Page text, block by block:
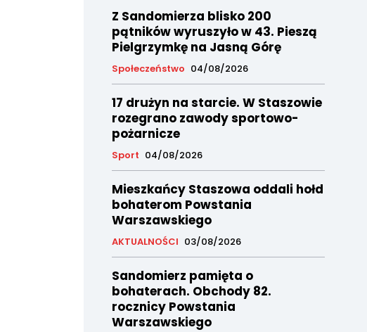
Z Sandomierza blisko 200
pątników wyruszyło w 43. Pieszą
Pielgrzymkę na Jasną Górę
Społeczeństwo 04/08/2026
17 drużyn na starcie. W Staszowie
rozegrano zawody sportowo-
pożarnicze
Sport 04/08/2026
Mieszkańcy Staszowa oddali hołd
bohaterom Powstania
Warszawskiego
AKTUALNOŚCI 03/08/2026
Sandomierz pamięta o
bohaterach. Obchody 82.
rocznicy Powstania
Warszawskiego